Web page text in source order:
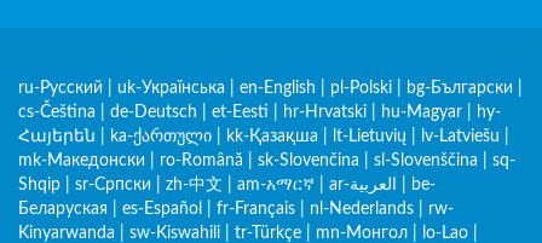
ru-Русский uk-Українська en-English pl-Polski bg-Български
cs-Čeština
de-Deutsch et-Eesti hr-Hrvatski hu-Magyar
hy-
Հայերեն
ka-ქართული kk-Қазақша lt-Lietuvių lv-Latviešu
mk-Македонски
ro-Română sk-Slovenčina sl-Slovenščina
sq-
Shqip
sr-Српски zh-中文 am-አማርኛ ar-العربية
be-
Беларуская
es-Español fr-Français nl-Nederlands
rw-
Kinyarwanda
sw-Kiswahili tr-Türkçe mn-Монгол lo-Lao